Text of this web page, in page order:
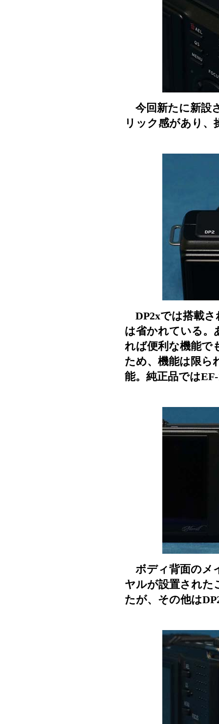
今回新たに新設
リック感があり、
DP2xでは搭載
は省かれている。
れば便利な機能で
ため、機能は限ら
能。純正品では
ボディ背面のメ
ヤルが設置された
たが、その他は